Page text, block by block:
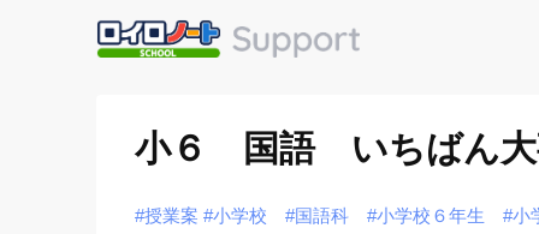
小６ 国語 いちばん大
#授業案 #小学校 #国語科 #小学校６年生 #小